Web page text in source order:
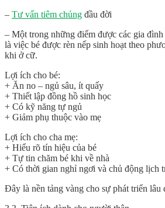
– Tư vấn tiêm chủng đầu đời
– Một trong những điểm được các gia đình
là việc bé được rèn nếp sinh hoạt theo
khi ở cữ.
Lợi ích cho bé:
+ Ăn no – ngủ sâu, ít quấy
+ Thiết lập đồng hồ sinh học
+ Có kỹ năng tự ngủ
+ Giảm phụ thuộc vào mẹ
Lợi ích cho cha mẹ:
+ Hiểu rõ tín hiệu của bé
+ Tự tin chăm bé khi về nhà
+ Có thời gian nghỉ ngơi và chủ động lịch
Đây là nền tảng vàng cho sự phát triển lâu